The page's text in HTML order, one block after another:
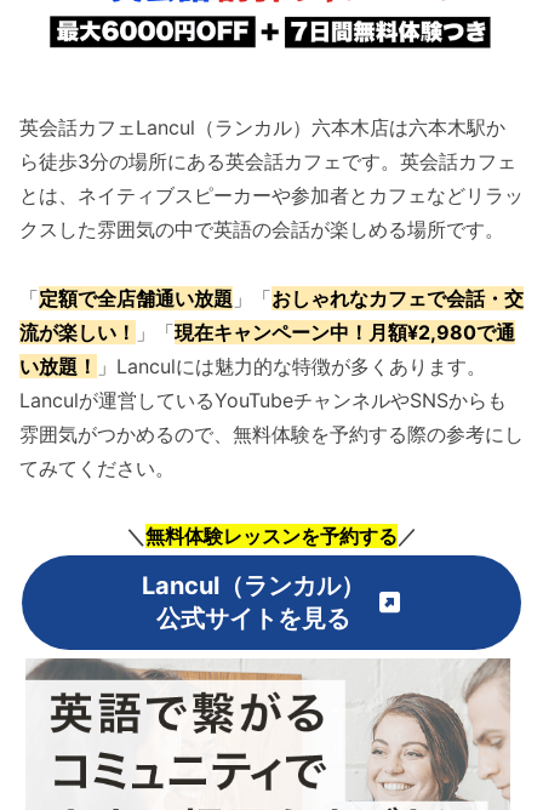
英会話カフェLancul（ランカル）六本木店は六本木駅か
ら徒歩3分の場所にある英会話カフェです。英会話カフェ
とは、ネイティブスピーカーや参加者とカフェなどリラッ
クスした雰囲気の中で英語の会話が楽しめる場所です。
「定額で全店舗通い放題 」「おしゃれなカフェで会話・交
流が楽しい！ 」「現在キャンペーン中！月額¥2,980で通
い放題！ 」Lanculには魅力的な特徴が多くあります。
Lanculが運営しているYouTubeチャンネルやSNSからも
雰囲気がつかめるので、無料体験を予約する際の参考にし
てみてください。
＼無料体験レッスンを予約する／
Lancul（ランカル）
公式サイトを見る